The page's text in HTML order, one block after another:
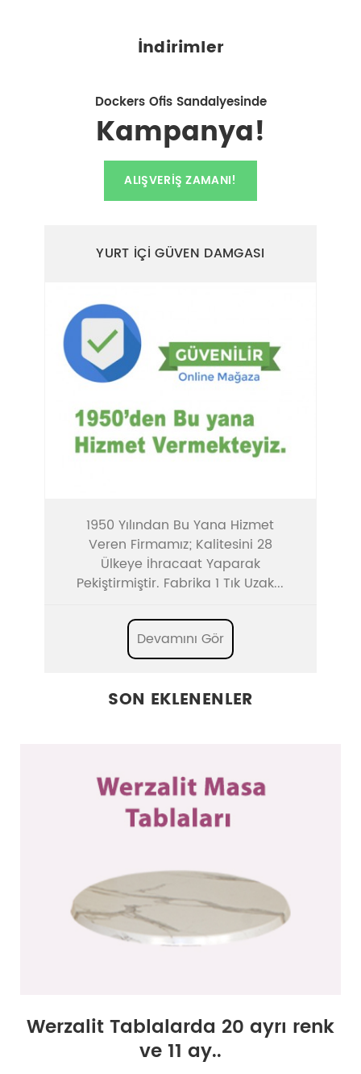
İndirimler
Dockers Ofis Sandalyesinde
Kampanya!
ALIŞVERIŞ ZAMANI!
YURT İÇİ GÜVEN DAMGASI
1950 Yılından Bu Yana Hizmet
Veren Firmamız; Kalitesini 28
Ülkeye İhracaat Yaparak
Pekiştirmiştir. Fabrika 1 Tık Uzak...
Devamını Gör
SON EKLENENLER
Werzalit Tablalarda 20 ayrı renk
ve 11 ay..